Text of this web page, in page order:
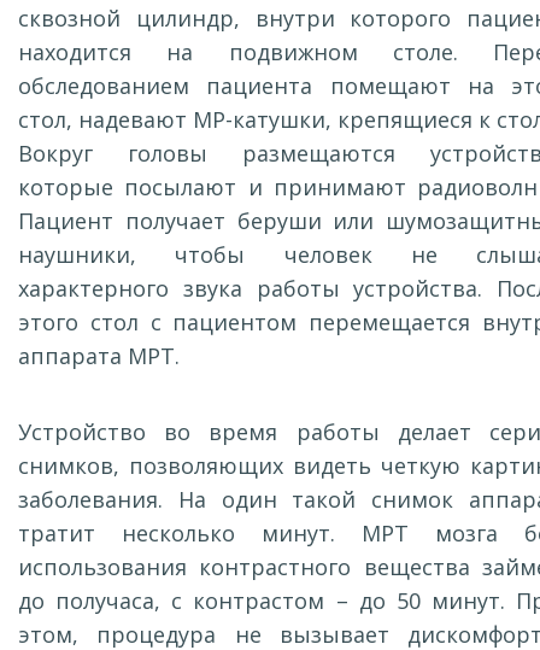
сквозной цилиндр, внутри которого
находится на подвижном столе.
обследованием пациента помещают на
стол, надевают МР-катушки, крепящиеся к
Вокруг головы размещаются
которые посылают и принимают
Пациент получает беруши или
наушники, чтобы человек не
характерного звука работы устройства.
этого стол с пациентом перемещается
аппарата МРТ.
Устройство во время работы делает
снимков, позволяющих видеть четкую
заболевания. На один такой снимок
тратит несколько минут. МРТ мозга
использования контрастного вещества
до получаса, с контрастом – до 50 минут.
этом, процедура не вызывает